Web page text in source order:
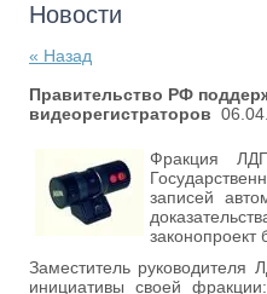
Новости
« Назад
Правительство РФ
видеорегистраторов
Фракция
записей
Заместитель
инициативы своей